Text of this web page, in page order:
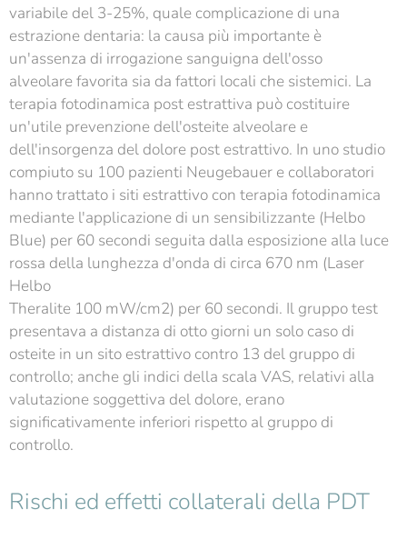
variabile del 3-25%, quale complicazione di una
estrazione dentaria: la causa più importante è
un'assenza di irrogazione sanguigna dell'osso
alveolare favorita sia da fattori locali che sistemici. La
terapia fotodinamica post estrattiva può costituire
un'utile prevenzione dell'osteite alveolare e
dell'insorgenza del dolore post estrattivo. In uno studio
compiuto su 100 pazienti Neugebauer e collaboratori
hanno trattato i siti estrattivo con terapia fotodinamica
mediante l'applicazione di un sensibilizzante (Helbo
Blue) per 60 secondi seguita dalla esposizione alla luce
rossa della lunghezza d'onda di circa 670 nm (Laser
Helbo
Theralite 100 mW/cm2) per 60 secondi. Il gruppo test
presentava a distanza di otto giorni un solo caso di
osteite in un sito estrattivo contro 13 del gruppo di
controllo; anche gli indici della scala VAS, relativi alla
valutazione soggettiva del dolore, erano
significativamente inferiori rispetto al gruppo di
controllo.
Rischi ed effetti collaterali della PDT